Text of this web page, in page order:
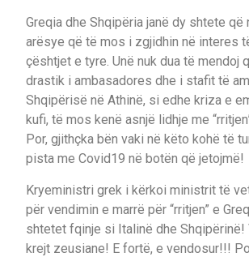
Greqia dhe Shqipëria janë dy shtete që
arësye që të mos i zgjidhin në interes
çështjet e tyre. Unë nuk dua të mendoj
drastik i ambasadores dhe i stafit të
Shqipërisë në Athinë, si edhe kriza e
kufi, të mos kenë asnjë lidhje me
Por, gjithçka bën vaki në këto kohë të
pista me Covid19 në botën që jetojmë!
Kryeministri grek i kërkoi ministrit të
për vendimin e marrë për “rritjen” e
shtetet fqinje si Italinë dhe Shqipërinë!
krejt zeusiane! E fortë, e vendosur!!!